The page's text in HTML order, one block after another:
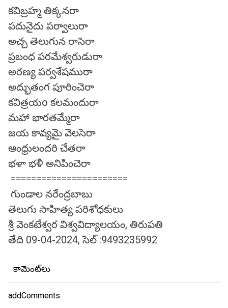
కవిబ్రహ్మ తిక్కనరా
పదునైదు పర్వాలురా
అచ్చ తెలుగున రాసెరా
ప్రబంధ పరమేశ్వరుడురా
అరణ్య పర్వశేషమురా
అద్భుతంగ పూరించెరా
కవిత్రయo కలమందురా
మహా భారతమ్మేరా
జయ కావ్యమై వెలసెరా
ఆంధ్రులందరి చేతరా
భళా భళీ అనిపించెరా
=======================
గుండాల నరేంద్రబాబు
తెలుగు సాహిత్య పరిశోధకులు
శ్రీ వెంకటేశ్వర విశ్వవిద్యాలయం, తిరుపతి
తేది 09-04-2024, సెల్ :9493235992
కామెంట్‌లు
addComments